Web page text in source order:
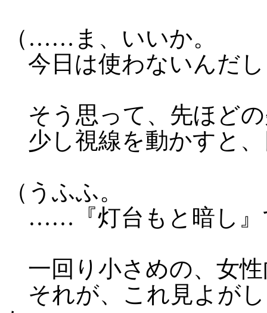
（……ま、いいか。
今日は使わないんだ
そう思って、先ほど
少し視線を動かすと
（うふふ。
……『灯台もと暗し』
一回り小さめの、女
それが、これ見よが